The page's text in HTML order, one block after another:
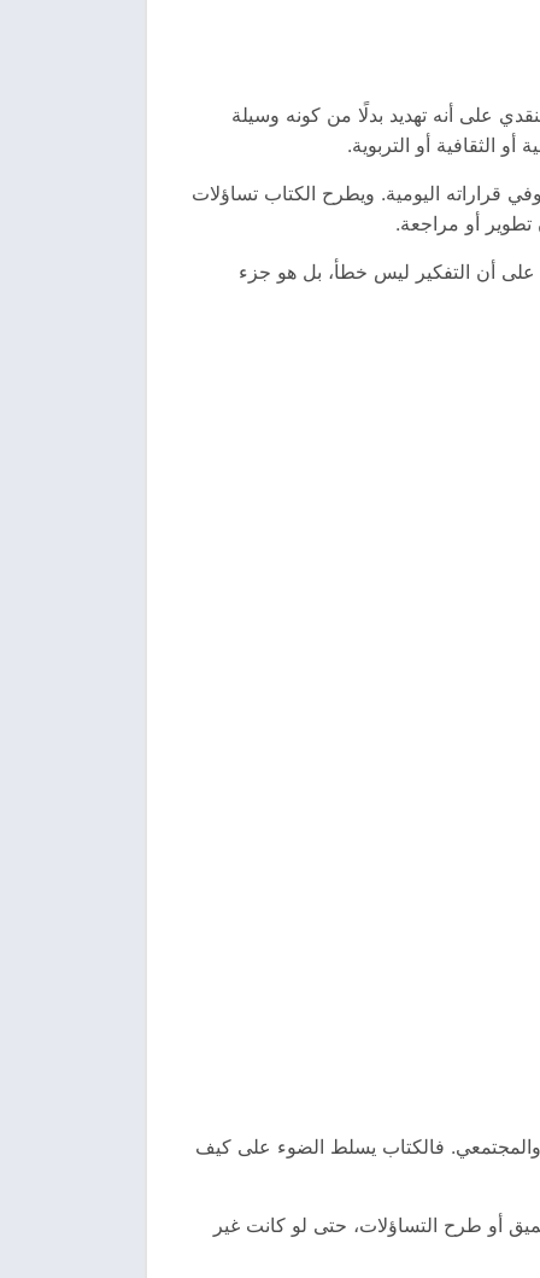
على أنه تهديد بدلًا من كونه وسيلة
الثقافية أو التربوية.
قراراته اليومية. ويطرح الكتاب تساؤلات
أو مراجعة.
على أن التفكير ليس خطأ، بل هو جزء
والمجتمعي. فالكتاب يسلط الضوء على كيف
أو طرح التساؤلات، حتى لو كانت غير